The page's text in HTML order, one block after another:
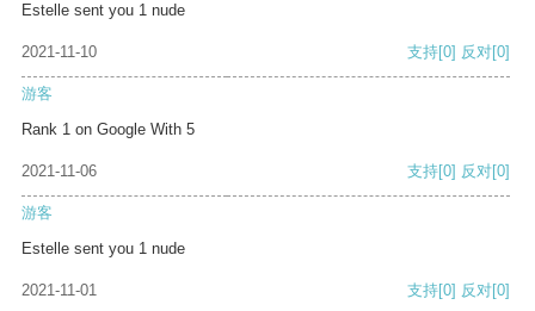
Estelle sent you 1 nude
2021-11-10 支持[0] 反对[0]
游客
Rank 1 on Google With 5
2021-11-06 支持[0] 反对[0]
游客
Estelle sent you 1 nude
2021-11-01 支持[0] 反对[0]